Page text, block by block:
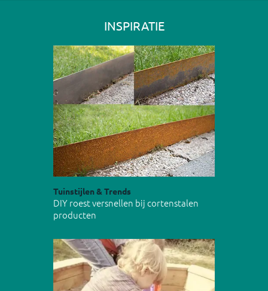
INSPIRATIE
Tuinstijlen & Trends
DIY roest versnellen bij cortenstalen
producten